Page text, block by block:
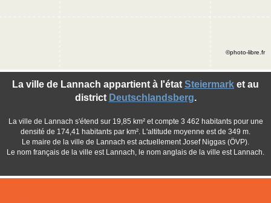
La ville de Lannach appartient à l'état Steiermark et au
district Deutschlandsberg.
La ville de Lannach s'étend sur 19,85 km² et compte 3 462 habitants pour une
densité de 174,41 habitants par km². L'altitude moyenne est de 349 m.
Le maire de la ville de Lannach est actuellement Josef Niggas (ÖVP).
Le nom français de la ville est Lannach, le nom anglais de la ville est Lannach.
©photo-libre.fr